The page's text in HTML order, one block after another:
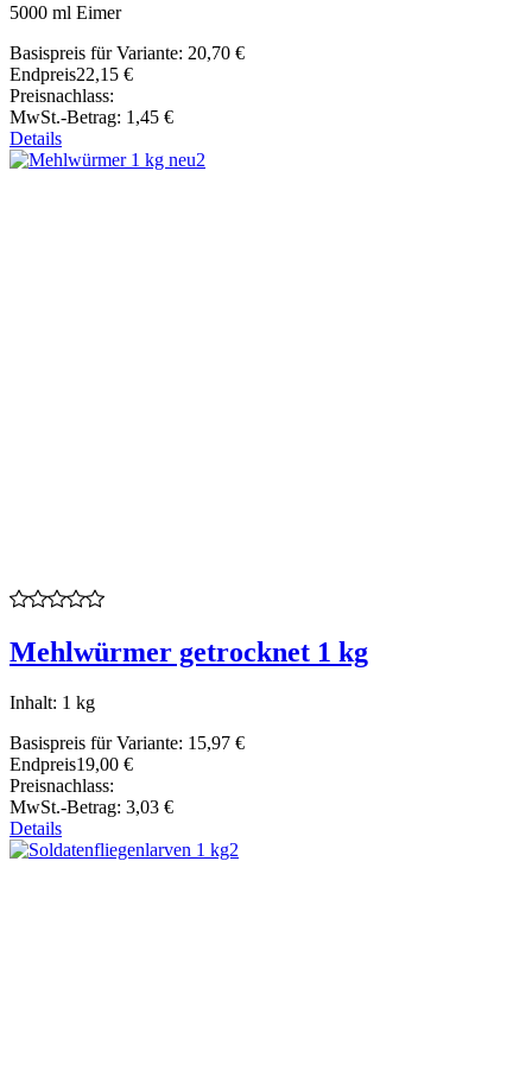
5000 ml Eimer
Basispreis für Variante: 20,70 €
Endpreis22,15 €
Preisnachlass:
MwSt.-Betrag: 1,45 €
Details
Mehlwürmer getrocknet 1 kg
Inhalt: 1 kg
Basispreis für Variante: 15,97 €
Endpreis19,00 €
Preisnachlass:
MwSt.-Betrag: 3,03 €
Details